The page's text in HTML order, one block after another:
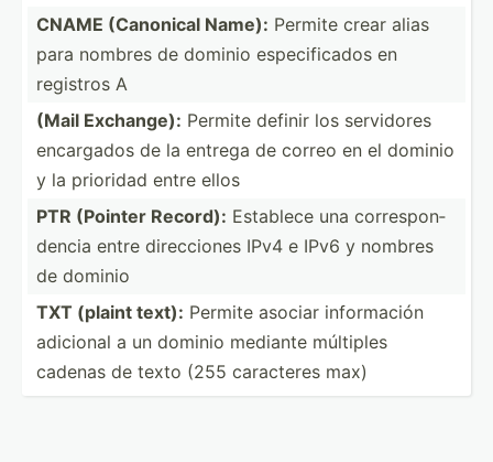
CNAME (Canonical Name): Permite crear alias
para nombres de dominio especi­ficados en
registros A
(Mail Exchange): Permite definir los servidores
encargados de la entrega de correo en el dominio
y la prioridad entre ellos
PTR (Pointer Record): Establece una corres­pon­
dencia entre direcc­iones IPv4 e IPv6 y nombres
de dominio
TXT (plaint text): Permite asociar inform­ación
adicional a un dominio mediante múltiples
cadenas de texto (255 caracteres max)